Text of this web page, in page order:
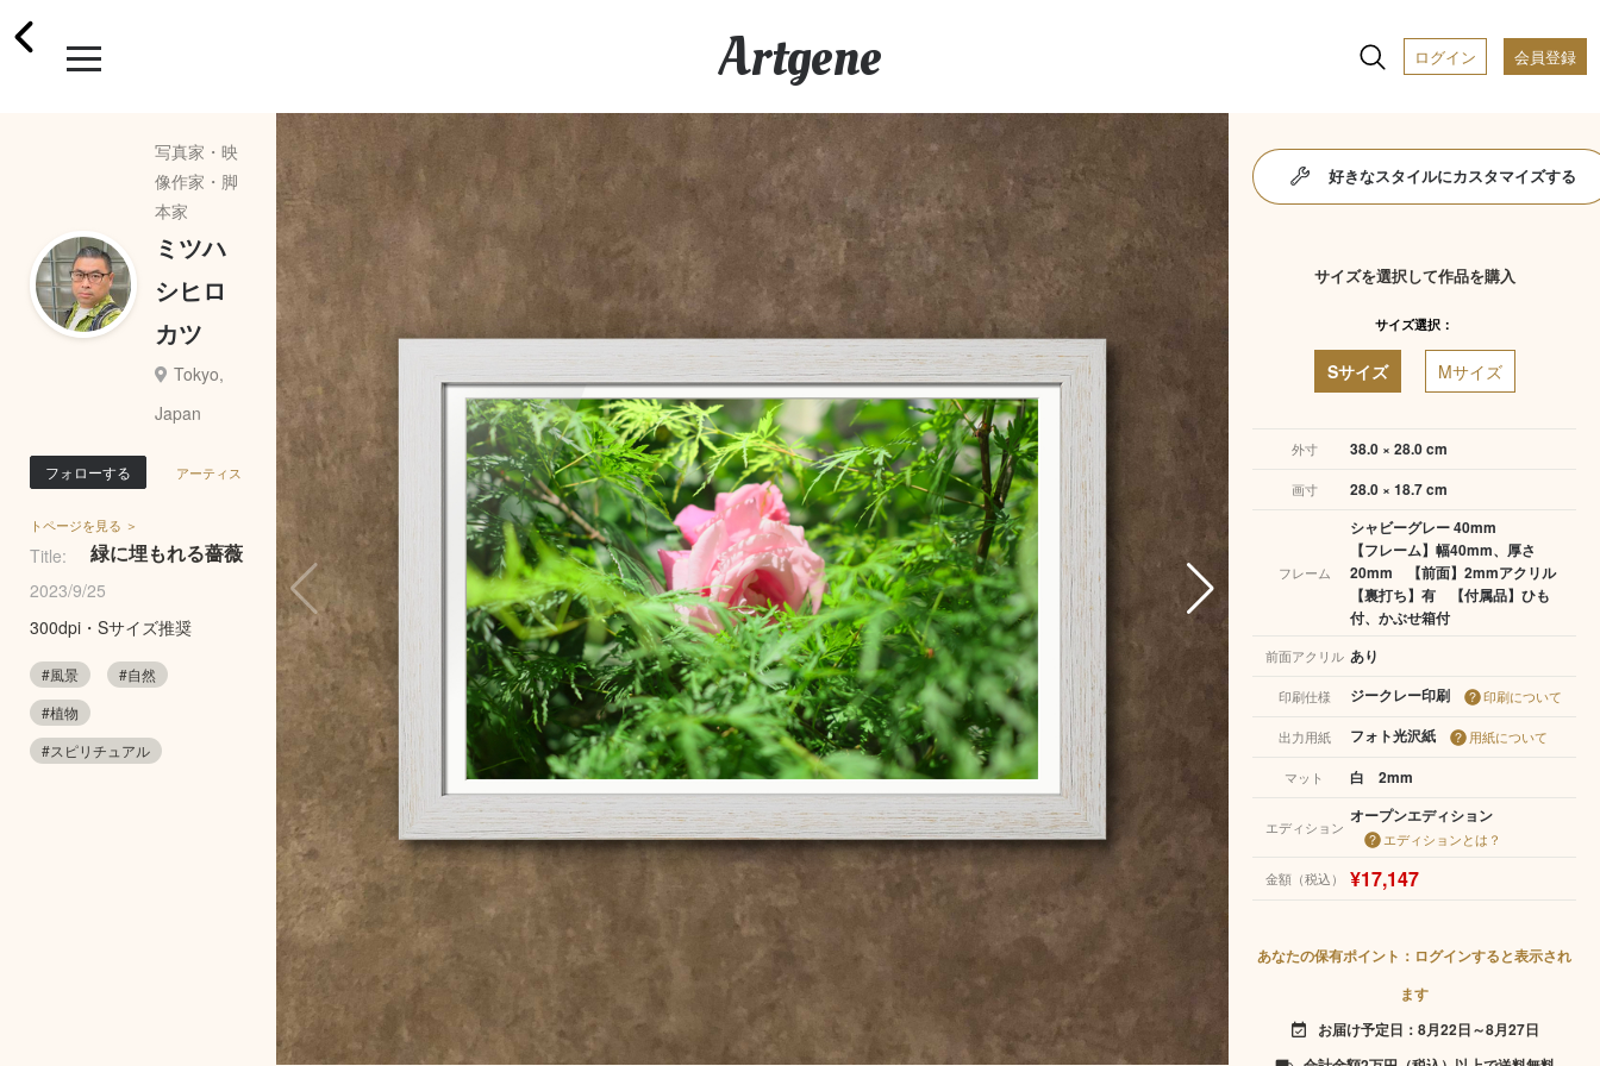
Artgene ログイン 会員登録
写真家・映
像作家・脚
本家
ミツハ
シヒロ
カツ
Tokyo,
Japan
フォローする アーティス
トページを見る ＞
Title: 緑に埋もれる薔薇
2023/9/25
300dpi・Sサイズ推奨
#風景
#自然
#植物
#スピリチュアル
好きなスタイルにカスタマイズする
サイズを選択して作品を購入
サイズ選択：
Sサイズ Mサイズ
外寸 38.0 × 28.0 cm
画寸 28.0 × 18.7 cm
フレーム
シャビーグレー 40mm
【フレーム】幅40mm、厚さ
20mm 【前面】2mmアクリル
【裏打ち】有 【付属品】ひも
付、かぶせ箱付
前面アクリル あり
印刷仕様 ジークレー印刷 印刷について
出力用紙 フォト光沢紙 用紙について
マット 白 2mm
エディション
オープンエディション
エディションとは？
金額（税込） ¥17,147
あなたの保有ポイント：ログインすると表示され
ます
event_available お届け予定日：8月22日～8月27日